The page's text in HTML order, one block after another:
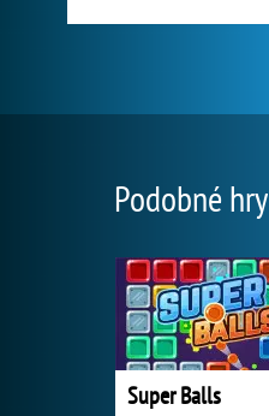
Podobné hry
Super Balls